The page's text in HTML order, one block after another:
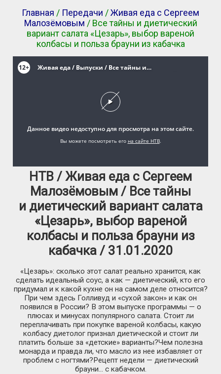
Главная / Передачи /Живая еда с Сергеем
Малозёмовым / Все тайны и диетический
вариант салата «Цезарь», выбор вареной
колбасы и польза брауни из кабачка
НТВ / Живая еда с Сергеем
Малозёмовым / Все тайны
и диетический вариант салата
«Цезарь», выбор вареной
колбасы и польза брауни из
кабачка / 31.01.2020
«Цезарь»: сколько этот салат реально хранится, как
сделать идеальный соус, а как — диетический, кто его
придумал и к какой кухне он на самом деле относится?
При чем здесь Голливуд и «сухой закон» и как он
появился в России? В этом выпуске программы — о
плюсах и минусах популярного салата. Стоит ли
переплачивать при покупке вареной колбасы, какую
колбасу диетолог признал диетической и стоит ли
платить больше за «детские» варианты?Чем полезна
монарда и правда ли, что масло из нее избавляет от
проблем с ногтями?Рецепт недели — диетический
брауни… с кабачком.